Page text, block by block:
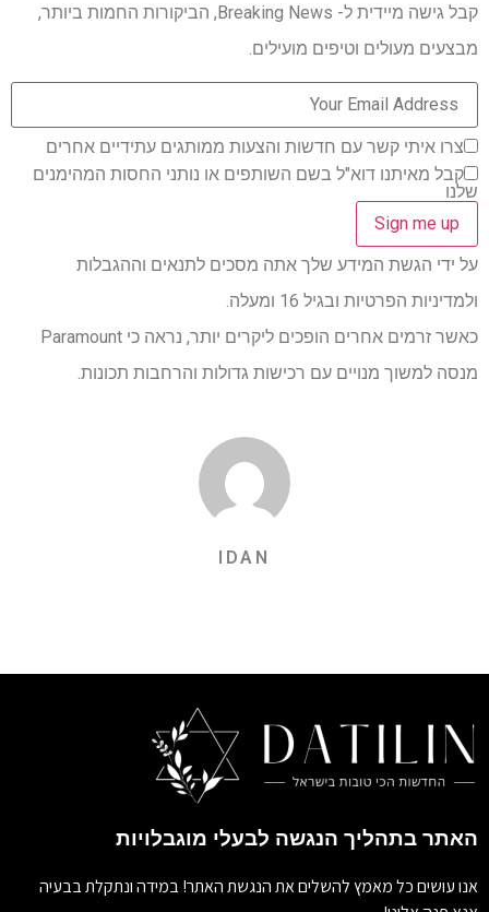
קבל גישה מיידית ל- Breaking News, הביקורות החמות ביותר,
מבצעים מעולים וטיפים מועילים.
צרו איתי קשר עם חדשות והצעות ממותגים עתידיים אחרים
קבל מאיתנו דוא"ל בשם השותפים או נותני החסות המהימנים
שלנו
על ידי הגשת המידע שלך אתה מסכים לתנאים וההגבלות
ולמדיניות הפרטיות ובגיל 16 ומעלה.
כאשר זרמים אחרים הופכים ליקרים יותר, נראה כי Paramount
מנסה למשוך מנויים עם רכישות גדולות והרחבות תכונות.
IDAN
האתר בתהליך הנגשה לבעלי מוגבלויות
אנו עושים כל מאמץ להשלים את הנגשת האתר! במידה ונתקלת בבעיה